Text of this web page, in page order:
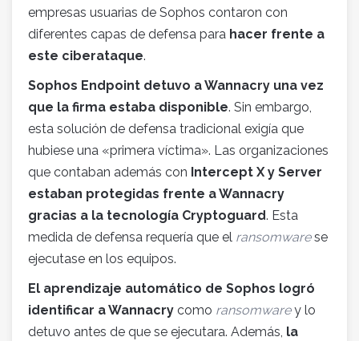
empresas usuarias de Sophos contaron con
diferentes capas de defensa para hacer frente a
este ciberataque.
Sophos Endpoint detuvo a Wannacry una vez
que la firma estaba disponible. Sin embargo,
esta solución de defensa tradicional exigía que
hubiese una «primera víctima». Las organizaciones
que contaban además con Intercept X y Server
estaban protegidas frente a Wannacry
gracias a la tecnología Cryptoguard. Esta
medida de defensa requería que el ransomwarese
ejecutase en los equipos.
El aprendizaje automático de Sophos logró
identificar a Wannacry como ransomwarey lo
detuvo antes de que se ejecutara. Además, la